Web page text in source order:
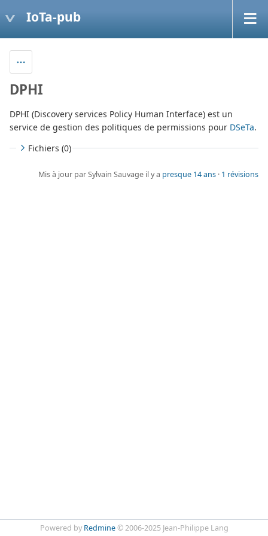
IoTa-pub
DPHI
DPHI (Discovery services Policy Human Interface) est un
service de gestion des politiques de permissions pour DSeTa.
Fichiers (0)
Mis à jour par Sylvain Sauvage il y a presque 14 ans · 1 révisions
Powered by Redmine© 2006-2025 Jean-Philippe Lang